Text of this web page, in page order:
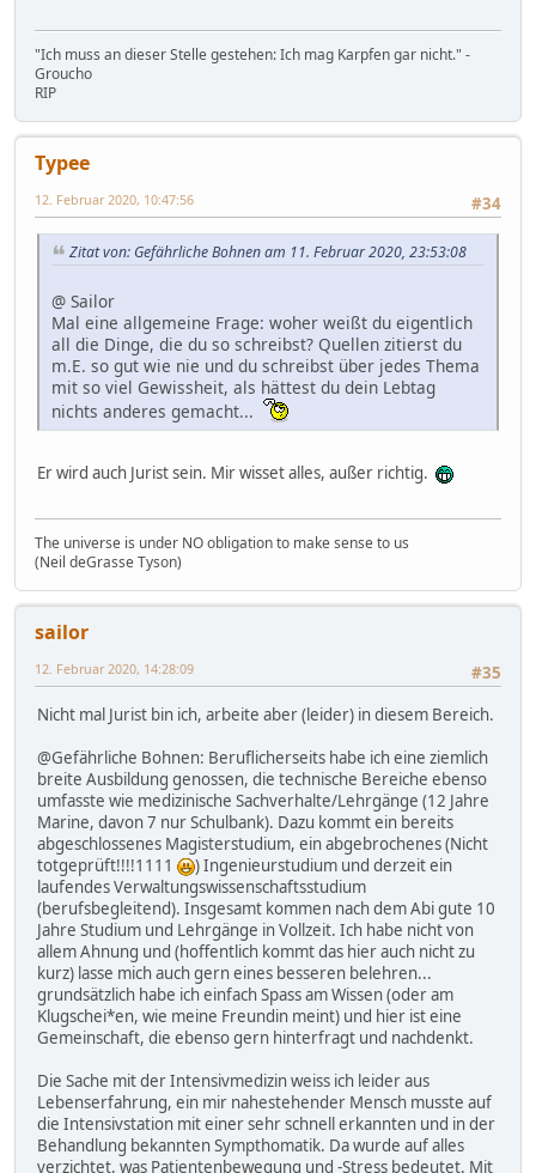
"Ich muss an dieser Stelle gestehen: Ich mag Karpfen gar nicht." -
Groucho
RIP
Typee
#34
12. Februar 2020, 10:47:56
Zitat von: Gefährliche Bohnen am 11. Februar 2020, 23:53:08
@ Sailor
Mal eine allgemeine Frage: woher weißt du eigentlich
all die Dinge, die du so schreibst? Quellen zitierst du
m.E. so gut wie nie und du schreibst über jedes Thema
mit so viel Gewissheit, als hättest du dein Lebtag
nichts anderes gemacht...
Er wird auch Jurist sein. Mir wisset alles, außer richtig.
The universe is under NO obligation to make sense to us
(Neil deGrasse Tyson)
sailor
#35
12. Februar 2020, 14:28:09
Nicht mal Jurist bin ich, arbeite aber (leider) in diesem Bereich.
@Gefährliche Bohnen: Beruflicherseits habe ich eine ziemlich
breite Ausbildung genossen, die technische Bereiche ebenso
umfasste wie medizinische Sachverhalte/Lehrgänge (12 Jahre
Marine, davon 7 nur Schulbank). Dazu kommt ein bereits
abgeschlossenes Magisterstudium, ein abgebrochenes (Nicht
totgeprüft!!!!1111
) Ingenieurstudium und derzeit ein
laufendes Verwaltungswissenschaftsstudium
(berufsbegleitend). Insgesamt kommen nach dem Abi gute 10
Jahre Studium und Lehrgänge in Vollzeit. Ich habe nicht von
allem Ahnung und (hoffentlich kommt das hier auch nicht zu
kurz) lasse mich auch gern eines besseren belehren...
grundsätzlich habe ich einfach Spass am Wissen (oder am
Klugschei*en, wie meine Freundin meint) und hier ist eine
Gemeinschaft, die ebenso gern hinterfragt und nachdenkt.
Die Sache mit der Intensivmedizin weiss ich leider aus
Lebenserfahrung, ein mir nahestehender Mensch musste auf
die Intensivstation mit einer sehr schnell erkannten und in der
Behandlung bekannten Sympthomatik. Da wurde auf alles
verzichtet, was Patientenbewegung und -Stress bedeutet. Mit